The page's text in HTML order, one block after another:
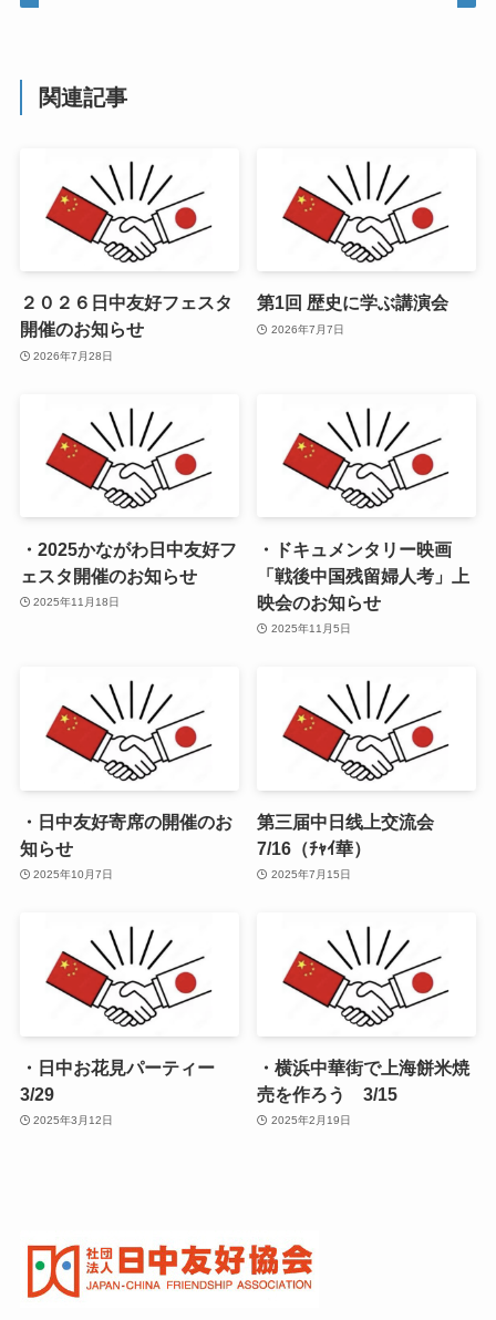
関連記事
２０２６日中友好フェスタ
開催のお知らせ
2026年7月28日
第1回 歴史に学ぶ講演会
2026年7月7日
・2025かながわ日中友好フ
ェスタ開催のお知らせ
2025年11月18日
・ドキュメンタリー映画
「戦後中国残留婦人考」上
映会のお知らせ
2025年11月5日
・日中友好寄席の開催のお
知らせ
2025年10月7日
第三届中日线上交流会
7/16（ﾁｬｲ華）
2025年7月15日
・日中お花見パーティー
3/29
2025年3月12日
・横浜中華街で上海餅米焼
売を作ろう 3/15
2025年2月19日